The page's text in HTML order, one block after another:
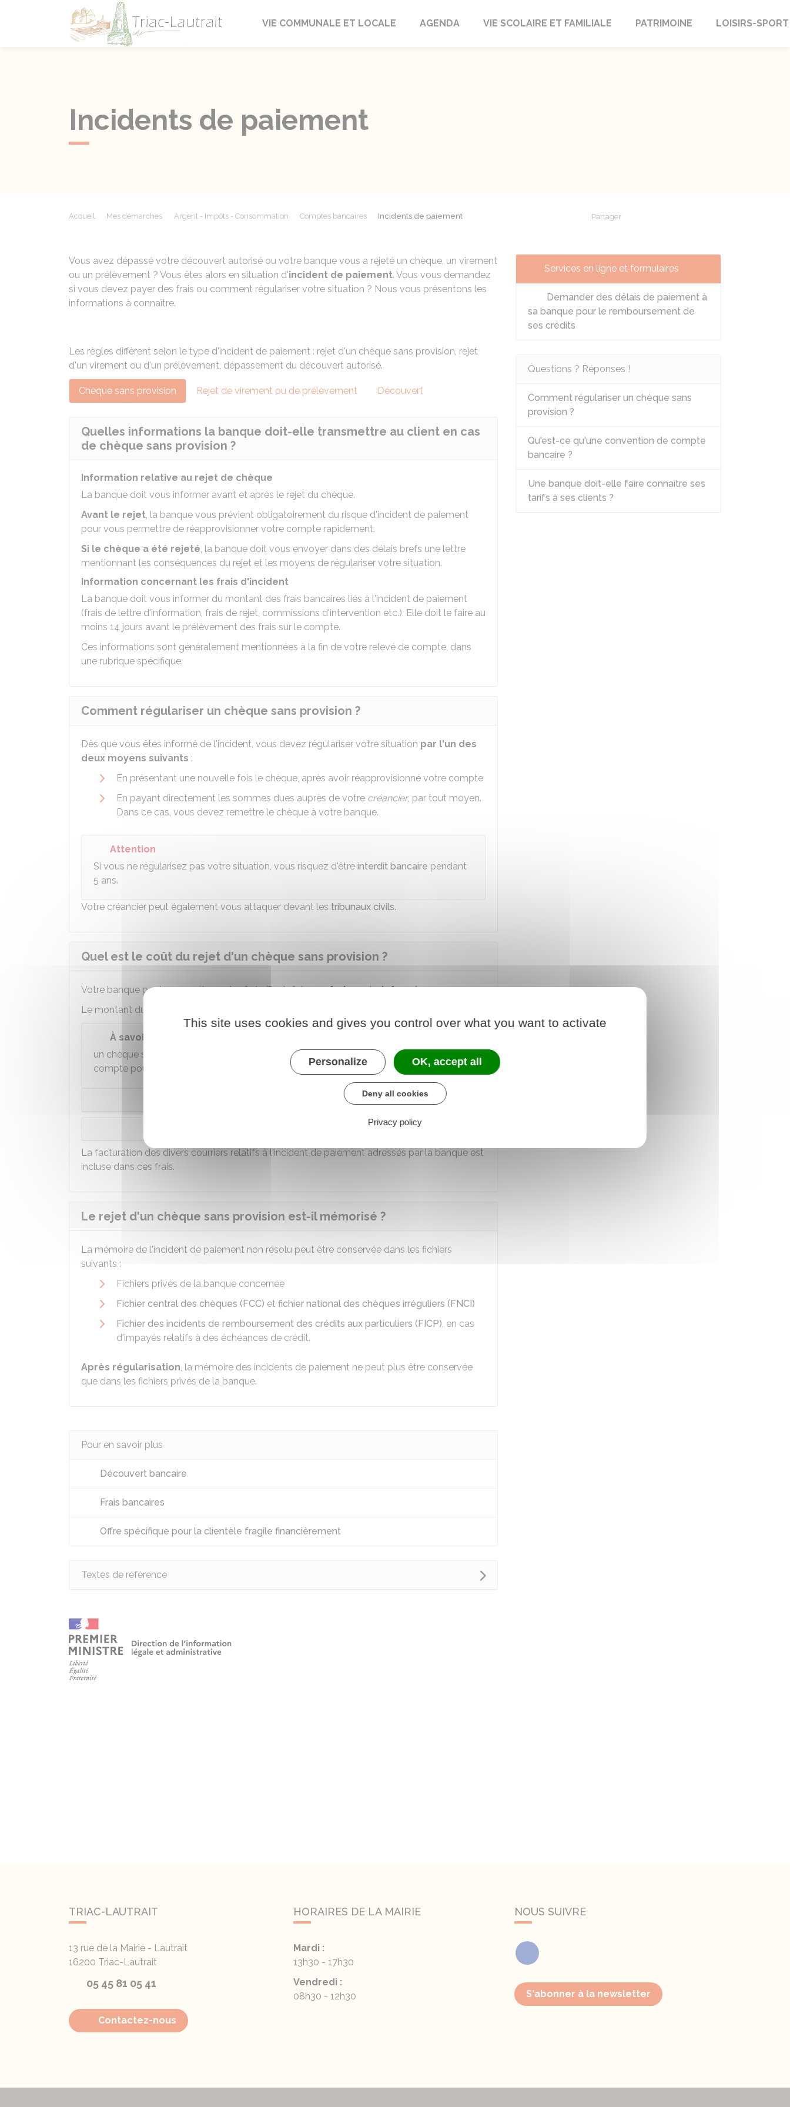
Triac-Lautrait
VIE COMMUNALE ET LOCALE AGENDA VIE SCOLAIRE ET FAMILIALE PATRIMOINE LOISIRS-SPORT
Incidents de paiement
Accueil Mes démarches Argent - Impôts - Consommation Comptes bancaires Incidents de paiement Partager
Vous avez dépassé votre découvert autorisé ou votre banque vous a rejeté un chèque, un virement
ou un prélèvement ? Vous êtes alors en situation d'incident de paiement. Vous vous demandez
si vous devez payer des frais ou comment régulariser votre situation ? Nous vous présentons les
informations à connaître.
Les règles diffèrent selon le type d'incident de paiement : rejet d'un chèque sans provision, rejet
d'un virement ou d'un prélèvement, dépassement du découvert autorisé.
Chèque sans provision Rejet de virement ou de prélèvement Découvert
Quelles informations la banque doit-elle transmettre au client en cas
de chèque sans provision ?
Information relative au rejet de chèque
La banque doit vous informer avant et après le rejet du chèque.
Avant le rejet, la banque vous prévient obligatoirement du risque d'incident de paiement
pour vous permettre de réapprovisionner votre compte rapidement.
Si le chèque a été rejeté, la banque doit vous envoyer dans des délais brefs une lettre
mentionnant les conséquences du rejet et les moyens de régulariser votre situation.
Information concernant les frais d'incident
La banque doit vous informer du montant des frais bancaires liés à l'incident de paiement
(frais de lettre d'information, frais de rejet, commissions d'intervention etc.). Elle doit le faire au
moins 14 jours avant le prélèvement des frais sur le compte.
Ces informations sont généralement mentionnées à la fin de votre relevé de compte, dans
une rubrique spécifique.
Comment régulariser un chèque sans provision ?
Dès que vous êtes informé de l'incident, vous devez régulariser votre situation par l'un des
deux moyens suivants :
En présentant une nouvelle fois le chèque, après avoir réapprovisionné votre compte
En payant directement les sommes dues auprès de votre créancier, par tout moyen.
Dans ce cas, vous devez remettre le chèque à votre banque.
Attention
Si vous ne régularisez pas votre situation, vous risquez d'être interdit bancaire pendant
5 ans.
Votre créancier peut également vous attaquer devant les tribunaux civils.
Quel est le coût du rejet d'un chèque sans provision ?
Votre banque peut vous prélever des frais. Toutefois, cesfraissontplafonnés.
Le montant du plafond diffère selon que vous êtes ou non en
À savoir
un chèque sans provision présenté à plusieurs reprises dans les 30 jours après le 1
er
compte pour un seul incident de paiement.
La facturation des divers courriers relatifs à l'incident de paiement adressés par la banque est
incluse dans ces frais.
Le rejet d'un chèque sans provision est-il mémorisé ?
La mémoire de l'incident de paiement non résolu peut être conservée dans les fichiers
suivants :
Fichiers privés de la banque concernée
Fichier central des chèques (FCC) et fichier national des chèques irréguliers (FNCI)
Fichier des incidents de remboursement des crédits aux particuliers (FICP), en cas
d'impayés relatifs à des échéances de crédit.
Après régularisation, la mémoire des incidents de paiement ne peut plus être conservée
que dans les fichiers privés de la banque.
Pour en savoir plus
Découvert bancaire
Frais bancaires
Offre spécifique pour la clientèle fragile financièrement
Textes de référence
Services en ligne et formulaires
Demander des délais de paiement à
sa banque pour le remboursement de
ses crédits
Questions ? Réponses !
Comment régulariser un chèque sans
provision ?
Qu'est-ce qu'une convention de compte
bancaire ?
Une banque doit-elle faire connaître ses
tarifs à ses clients ?
TRIAC-LAUTRAIT
13 rue de la Mairie - Lautrait
16200 Triac-Lautrait
05 45 81 05 41
Contactez-nous
HORAIRES DE LA MAIRIE
Mardi :
13h30 - 17h30
Vendredi :
08h30 - 12h30
NOUS SUIVRE
Facebook
S'abonner à la newsletter
This site uses cookies and gives you control over what you want to activate
Personalize OK, accept all
Deny all cookies
Privacy policy